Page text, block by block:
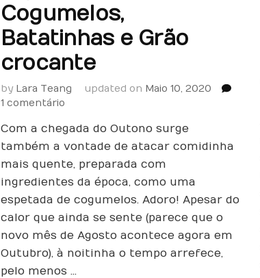
Cogumelos,
Batatinhas e Grão
crocante
by Lara Teang updated on Maio 10, 2020
1 comentárioem
de
Cogumelos,
Batatinhas
Grão
crocante
Com a chegada do Outono surge
também a vontade de atacar comidinha
mais quente, preparada com
ingredientes da época, como uma
espetada de cogumelos. Adoro! Apesar do
calor que ainda se sente (parece que o
novo mês de Agosto acontece agora em
Outubro), à noitinha o tempo arrefece,
pelo menos …